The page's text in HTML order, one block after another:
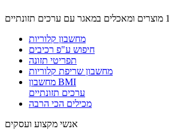
מחשבון קלוריות
חיפוש ע"פ רכיבים
תפריטי תזונה
מחשבון שריפת קלוריות
מחשבון BMI
ערכים תזונתיים
מכילים הכי הרבה
אנשי מקצוע ועסקים